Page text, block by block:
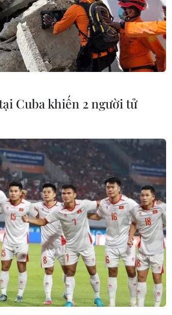
MỤC
hiệu, kết
tôm phát triển
giảm nhẹ,
về ngưỡng 142,2
Cuba khiến 2 người tử